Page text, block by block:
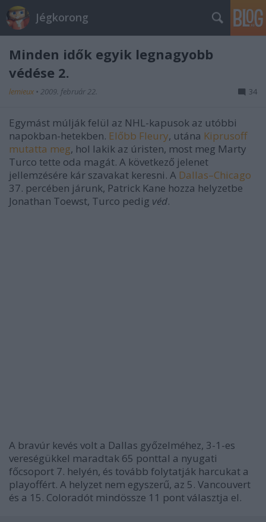
Jégkorong
Minden idők egyik legnagyobb
védése 2.
lemieux • 2009. február 22. 34
Egymást múlják felül az NHL-kapusok az utóbbi
napokban-hetekben. Előbb Fleury, utána Kiprusoff
mutatta meg, hol lakik az úristen, most meg Marty
Turco tette oda magát. A következő jelenet
jellemzésére kár szavakat keresni. A Dallas–Chicago
37. percében járunk, Patrick Kane hozza helyzetbe
Jonathan Toewst, Turco pedig véd.
A bravúr kevés volt a Dallas győzelméhez, 3-1-es
vereségükkel maradtak 65 ponttal a nyugati
főcsoport 7. helyén, és tovább folytatják harcukat a
playoffért. A helyzet nem egyszerű, az 5. Vancouvert
és a 15. Coloradót mindössze 11 pont választja el.